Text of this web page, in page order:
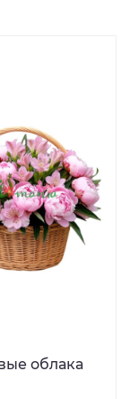
облака